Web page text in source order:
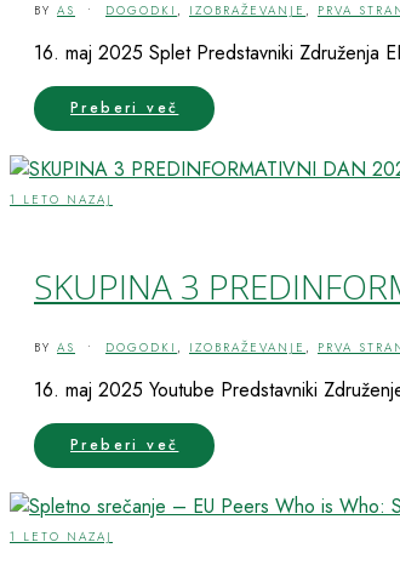
BY AS • DOGODKI , IZOBRAŽEVANJE , PRVA
16. maj 2025 Splet Predstavniki Združenja
Preberi več
1 LETO NAZAJ
SKUPINA 3
BY AS • DOGODKI , IZOBRAŽEVANJE , PRVA
16. maj 2025 Youtube Predstavniki
Preberi več
1 LETO NAZAJ